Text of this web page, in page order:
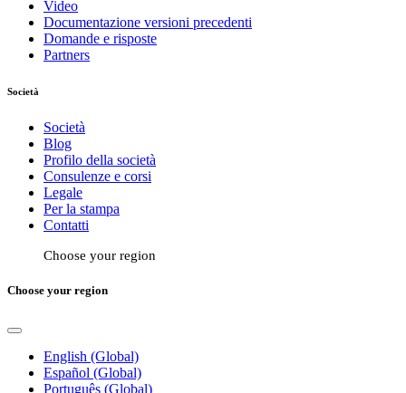
Video
Documentazione versioni precedenti
Domande e risposte
Partners
Società
Società
Blog
Profilo della società
Consulenze e corsi
Legale
Per la stampa
Contatti
Choose your region
Choose your region
English (Global)
Español (Global)
Português (Global)